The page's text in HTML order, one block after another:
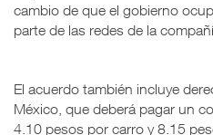
cambio de que el gobierno
parte de las redes de la
El acuerdo también incluye
México, que deberá pagar un
4.10 pesos por carro y 8.15